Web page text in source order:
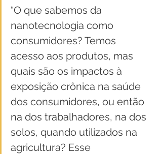
“O que sabemos da
nanotecnologia como
consumidores? Temos
acesso aos produtos, mas
quais são os impactos à
exposição crônica na saúde
dos consumidores, ou então
na dos trabalhadores, na dos
solos, quando utilizados na
agricultura? Esse